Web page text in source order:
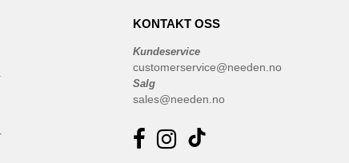
KONTAKT OSS
Kundeservice
customerservice@needen.no
Salg
sales@needen.no